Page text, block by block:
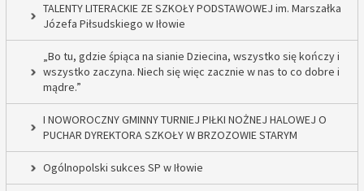
TALENTY LITERACKIE ZE SZKOŁY PODSTAWOWEJ im. Marszałka
Józefa Piłsudskiego w Iłowie
„Bo tu, gdzie śpiąca na sianie Dziecina, wszystko się kończy i
wszystko zaczyna. Niech się więc zacznie w nas to co dobre i
mądre.”
I NOWOROCZNY GMINNY TURNIEJ PIŁKI NOŻNEJ HALOWEJ O
PUCHAR DYREKTORA SZKOŁY W BRZOZOWIE STARYM
Ogólnopolski sukces SP w Iłowie